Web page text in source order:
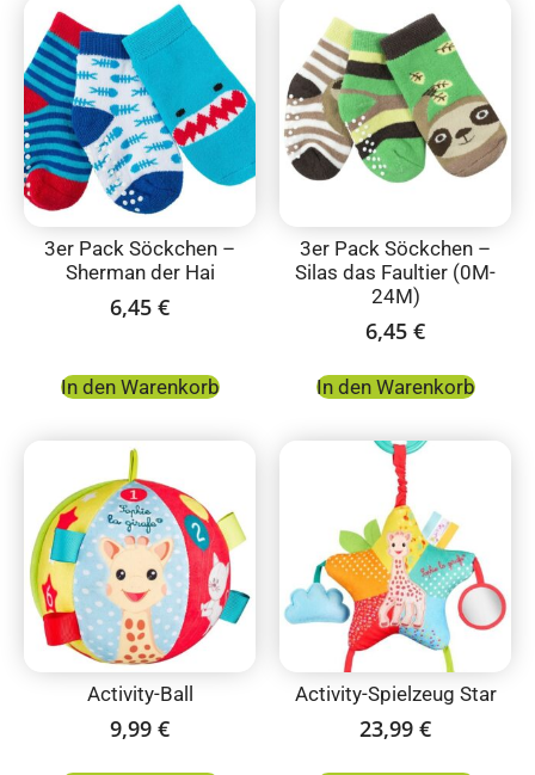
3er Pack Söckchen –
Sherman der Hai
6,45 €
In den Warenkorb
3er Pack Söckchen –
Silas das Faultier (0M-
24M)
6,45 €
In den Warenkorb
Activity-Ball
9,99 €
Activity-Spielzeug Star
23,99 €